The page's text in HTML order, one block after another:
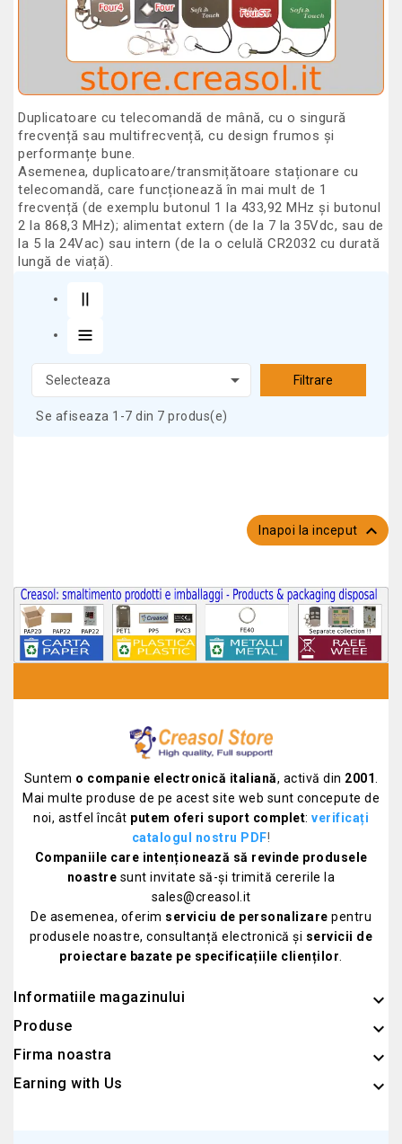
Duplicatoare cu telecomandă de mână, cu o singură
frecvență sau multifrecvență, cu design frumos și
performanțe bune
Asemenea, duplicatoare/transmițătoare staționare cu
telecomandă, care funcționează în mai mult de 1
frecvență (de exemplu butonul 1 la 433,92 MHz și butonul
2 la 868,3 MHz); alimentat extern (de la 7 la 35Vdc, sau de
la 5 la 24Vac) sau intern (de la o celulă CR2032 cu durată
lungă de viață).
Selecteaza  Filtrare
Se afiseaza 1-7 din 7 produs(e)
Inapoi la inceput 
Suntem o companie electronică italiană, activă din 2001
Mai multe produse de pe acest site web sunt concepute de
noi, astfel încât putem oferi suport complet: verificați
catalogul nostru PDF!
Companiile care intenționează să revinde produsele
noastre sunt invitate să-și trimită cererile la
sales@creasol.it
De asemenea, oferim serviciu de personalizare pentru
produsele noastre, consultanță electronică și servicii de
proiectare bazate pe specificațiile clienților
Informatiile magazinului keyboard_arrow_down
Produse 
Firma noastra 
Earning with Us 